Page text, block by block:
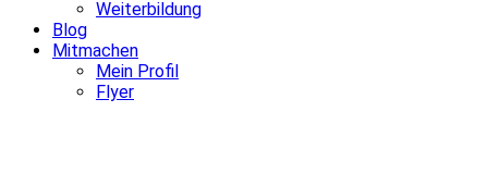
Weiterbildung
Blog
Mitmachen
Mein Profil
Flyer